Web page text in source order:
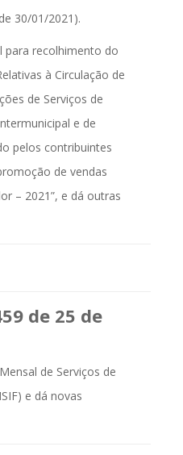
30/01/2021).
para recolhimento do
à Circulação de
de Serviços de
e de
pelos contribuintes
de vendas
– 2021”, e dá outras
de 25 de
de Serviços de
e dá novas